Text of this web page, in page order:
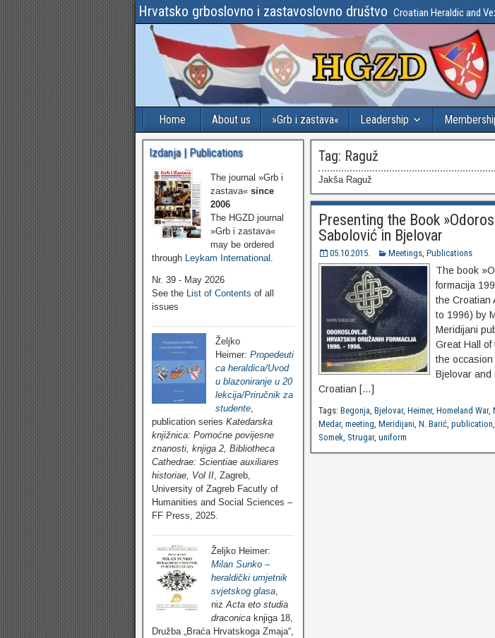
Hrvatsko grboslovno i zastavoslovno društvo Croatian Heraldic and
Home About us »Grb i zastava« Leadership
Tag: Raguž
Jakša Raguž
Presenting the Book
Sabolović in Bjelovar
05.10.2015. Meetings, Publications
The book
formacija
the Croatian
to 1996) by
Meridijani
Great Hall of
the occasion
Bjelovar and
Croatian […]
Tags: Begonja, Bjelovar, Heimer, Homeland War,
Medar, meeting, Meridijani, N. Barić, publication,
Somek, Strugar, uniform
Izdanja | Publications
The journal »Grb i
zastava« since
2006
The HGZD journal
»Grb i zastava«
may be ordered
through Leykam International
Nr. 39 - May 2026
See the List of Contents of all
issues
Željko
Heimer: Propedeuti
ca heraldica/Uvod
u blazoniranje u 20
lekcija/Priručnik za
studente,
publication series Katedarska
knjižnica: Pomoćne povijesne
znanosti, knjiga 2, Bibliotheca
Cathedrae: Scientiae auxiliares
historiae, Vol II, Zagreb,
University of Zagreb Facutly of
Humanities and Social Sciences –
FF Press, 2025.
Željko Heimer:
Milan Sunko –
heraldički umjetnik
svjetskog glasa
niz Acta eto studia
draconica knjiga 18,
Družba „Braća Hrvatskoga Zmaja“,